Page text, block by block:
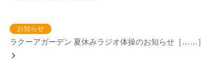
お知らせ
ラクーアガーデン 夏休みラジオ体操のお知らせ［……］